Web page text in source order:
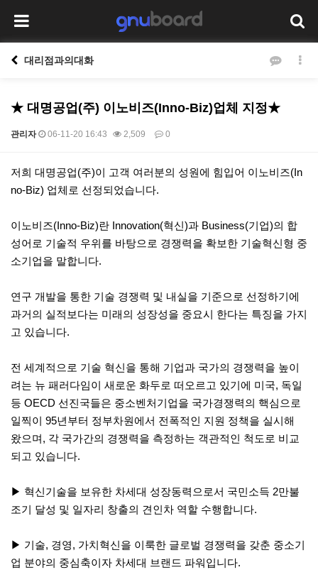
대리점과의대화
★ 대명공업(주) 이노비즈(Inno-Biz)업체 지정★
관리자 06-11-20 16:43 2,509 0
본문
저희 대명공업(주)이 고객 여러분의 성원에 힘입어 이노비즈(In
no-Biz) 업체로 선정되었습니다.
이노비즈(Inno-Biz)란 Innovation(혁신)과 Business(기업)의 합
성어로 기술적 우위를 바탕으로 경쟁력을 확보한 기술혁신형 중
소기업을 말합니다.
연구 개발을 통한 기술 경쟁력 및 내실을 기준으로 선정하기에
과거의 실적보다는 미래의 성장성을 중요시 한다는 특징을 가지
고 있습니다.
전 세계적으로 기술 혁신을 통해 기업과 국가의 경쟁력을 높이
려는 뉴 패러다임이 새로운 화두로 떠오르고 있기에 미국, 독일
등 OECD 선진국들은 중소벤처기업을 국가경쟁력의 핵심으로
일찍이 95년부터 정부차원에서 전폭적인 지원 정책을 실시해
왔으며, 각 국가간의 경쟁력을 측정하는 객관적인 척도로 비교
되고 있습니다.
▶ 혁신기술을 보유한 차세대 성장동력으로서 국민소득 2만불
조기 달성 및 일자리 창출의 견인차 역할 수행합니다.
▶ 기술, 경영, 가치혁신을 이룩한 글로벌 경쟁력을 갖춘 중소기
업 분야의 중심축이자 차세대 브랜드 파워입니다.